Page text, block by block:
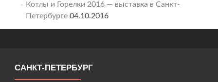
Котлы и Горелки 2016 — выставка в Санкт-
Петербурге 04.10.2016
САНКТ-ПЕТЕРБУРГ